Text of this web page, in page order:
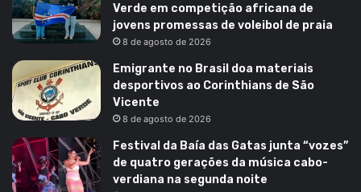
Verde em competição africana de
jovens promessas de voleibol de praia
8 de agosto de 2026
Emigrante no Brasil doa materiais
desportivos ao Corinthians de São
Vicente
8 de agosto de 2026
Festival da Baía das Gatas junta “vozes”
de quatro gerações da música cabo-
verdiana na segunda noite